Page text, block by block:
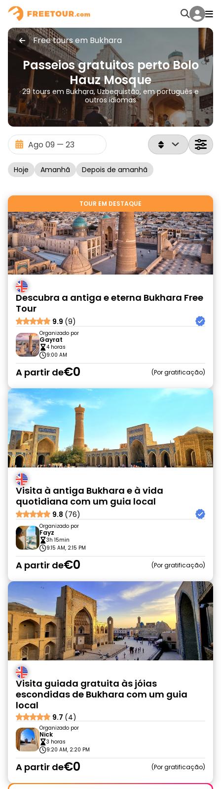
Free tours em Bukhara
Passeios gratuitos perto Bolo
Hauz Mosque
29 tours em Bukhara, Uzbequistão, em português e
outros idiomas
Hoje Amanhã Depois de amanhã
TOUR EM DESTAQUE
Descubra a antiga e eterna Bukhara Free
Tour
9.9 (9)
Organizado por
Gayrat
4 horas
9:00 AM
A partir de€0 Por gratificação
Visita à antiga Bukhara e à vida
quotidiana com um guia local
9.8 (76)
Organizado por
Fayz
3h 15min
9:15 AM, 2:15 PM
A partir de€0 Por gratificação
Visita guiada gratuita às jóias
escondidas de Bukhara com um guia
local
9.7 (4)
Organizado por
Nick
3 horas
9:20 AM, 2:20 PM
A partir de€0 Por gratificação